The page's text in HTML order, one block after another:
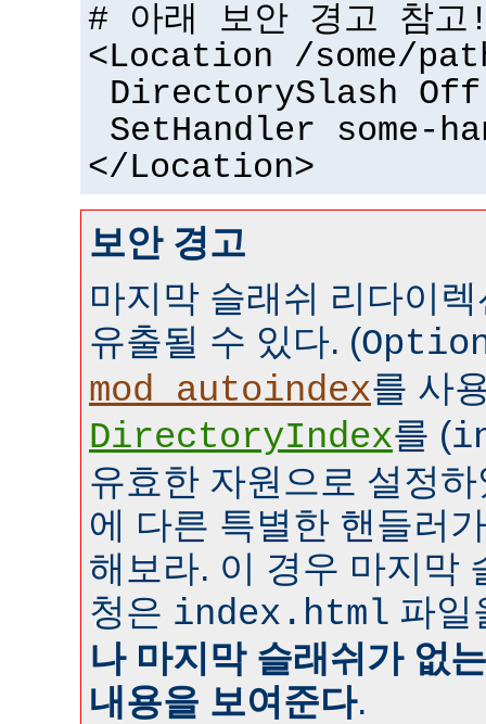
# 아래 보안 경고 참고
<Location /some/
DirectorySlash Off
SetHandler some-
</Location>
보안 경고
마지막 슬래쉬 리다이
유출될 수 있다. (
mod_autoindex를 사
DirectoryIndex를 (
유효한 자원으로 설정
에 다른 특별한 핸들러
해보라. 이 경우 마지막
청은 index.html 파일
나 마지막 슬래쉬가 없
내용을 보여준다.